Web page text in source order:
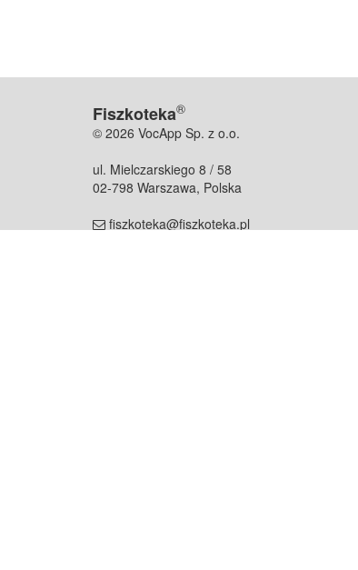
Fiszkoteka®
© 2026 VocApp Sp. z o.o.
ul. Mielczarskiego 8 / 58
02-798 Warszawa, Polska
fiszkoteka@fiszkoteka.pl